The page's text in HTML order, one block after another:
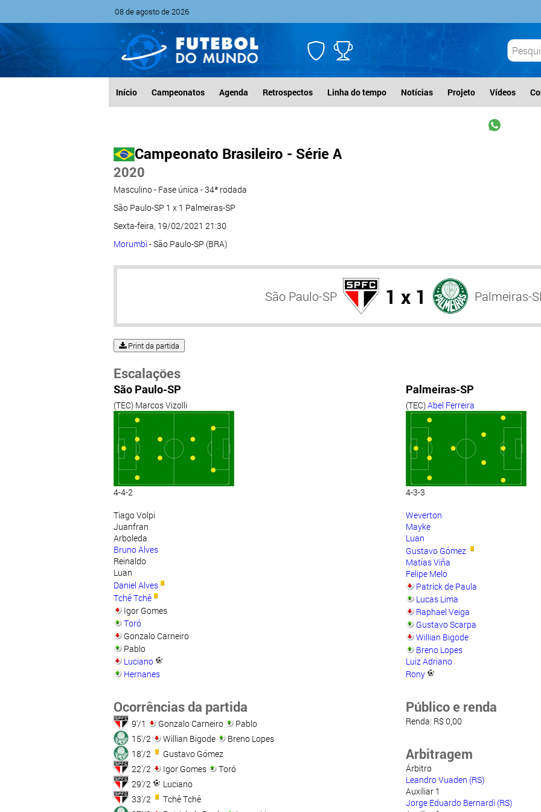
08 de agosto de 2026
Início Campeonatos Agenda Retrospectos Linha do tempo Notícias Projeto Vídeos
Campeonato Brasileiro - Série A
2020
Masculino - Fase única - 34ª rodada
São Paulo-SP 1 x 1 Palmeiras-SP
Sexta-feira, 19/02/2021 21:30
Morumbi - São Paulo-SP (BRA)
São Paulo-SP 1 x 1 Palmeiras-
Print da partida
Escalações
São Paulo-SP
(TEC) Marcos Vizolli
4-4-2
Tiago Volpi
Juanfran
Arboleda
Bruno Alves
Reinaldo
Luan
Daniel Alves
Tchê Tchê
Igor Gomes
Toró
Gonzalo Carneiro
Pablo
Luciano
Hernanes
Palmeiras-SP
(TEC)Abel Ferreira
4-3-3
Weverton
Mayke
Luan
Gustavo Gómez
Matías Viña
Felipe Melo
Patrick de Paula
Lucas Lima
Raphael Veiga
Gustavo Scarpa
Willian Bigode
Breno Lopes
Luiz Adriano
Rony
Ocorrências da partida
9'/1 Gonzalo Carneiro
Pablo
15'/2
Willian Bigode
Breno Lopes
18'/2
Gustavo Gómez
22'/2
Igor Gomes
Toró
29'/2
Luciano
33'/2
Tchê Tchê
Público e renda
Renda: R$ 0,00
Arbitragem
Árbitro
Leandro Vuaden (RS)
Auxiliar 1
Jorge Eduardo Bernardi (RS)